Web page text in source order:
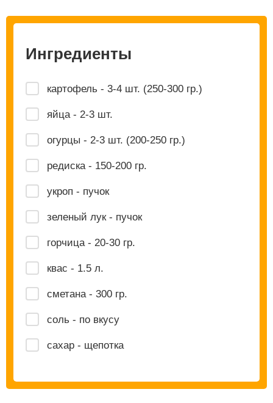
Ингредиенты
картофель - 3-4 шт. (250-300 гр.)
яйца - 2-3 шт.
огурцы - 2-3 шт. (200-250 гр.)
редиска - 150-200 гр.
укроп - пучок
зеленый лук - пучок
горчица - 20-30 гр.
квас - 1.5 л.
сметана - 300 гр.
соль - по вкусу
сахар - щепотка